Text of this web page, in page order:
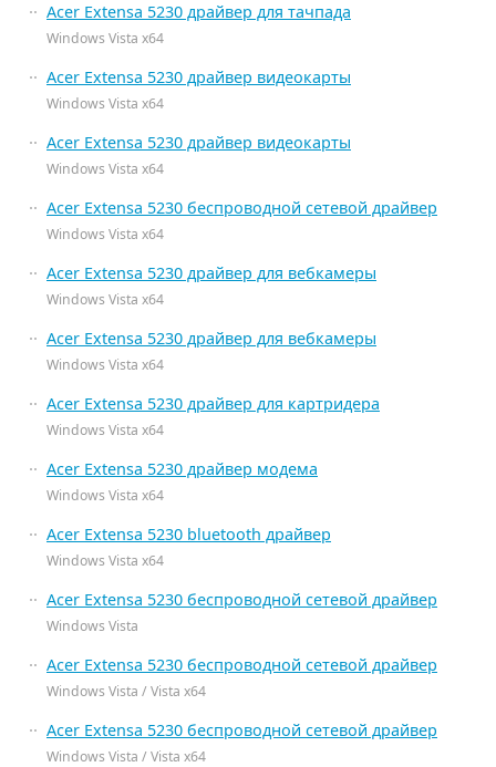
Acer Extensa 5230 драйвер для тачпада
Windows Vista x64
Acer Extensa 5230 драйвер видеокарты
Windows Vista x64
Acer Extensa 5230 драйвер видеокарты
Windows Vista x64
Acer Extensa 5230 беспроводной сетевой драйвер
Windows Vista x64
Acer Extensa 5230 драйвер для вебкамеры
Windows Vista x64
Acer Extensa 5230 драйвер для вебкамеры
Windows Vista x64
Acer Extensa 5230 драйвер для картридера
Windows Vista x64
Acer Extensa 5230 драйвер модема
Windows Vista x64
Acer Extensa 5230 bluetooth драйвер
Windows Vista x64
Acer Extensa 5230 беспроводной сетевой драйвер
Windows Vista
Acer Extensa 5230 беспроводной сетевой драйвер
Windows Vista / Vista x64
Acer Extensa 5230 беспроводной сетевой драйвер
Windows Vista / Vista x64